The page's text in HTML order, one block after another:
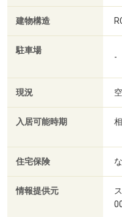
建物構造
駐車場
-
現況 空
入居可能時期
住宅保険
情報提供元